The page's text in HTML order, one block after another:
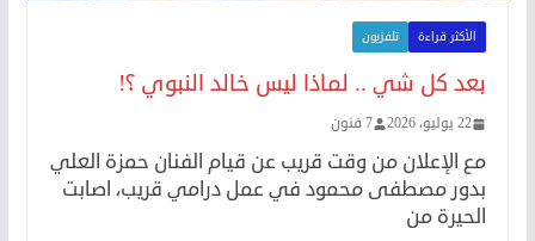
الأكثر قراءة تلفزيون
بعد كل شي .. لماذا ليس خالد النبوي ؟!
22 يوليو، 2026 7 فنون
مع الإعلان من وقت قريب عن قيام الفنان حمزة العلي
بدور مصطفى محمود في عمل درامي قريب، اصابت
الحيرة من